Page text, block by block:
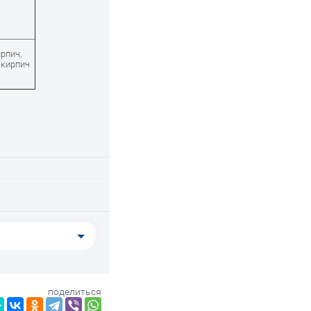
поделиться